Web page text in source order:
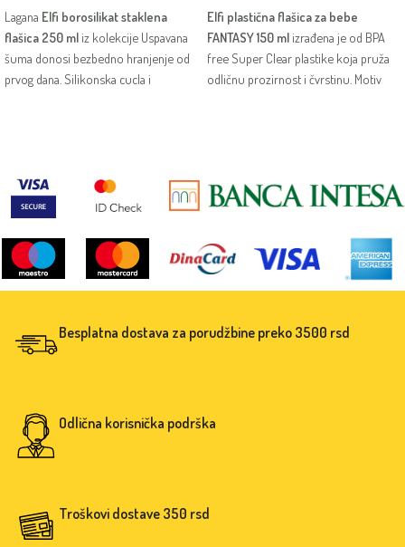
Lagana Elfi borosilikat staklena
flašica 250 ml iz kolekcije Uspavana
šuma donosi bezbedno hranjenje od
prvog dana. Silikonska cucla i
Elfi plastična flašica za bebe
FANTASY 150 ml izrađena je od BPA
free Super Clear plastike koja pruža
odličnu prozirnost i čvrstinu. Motiv
Besplatna dostava za porudžbine preko 3500 rsd
Odlična korisnička podrška
Troškovi dostave 350 rsd